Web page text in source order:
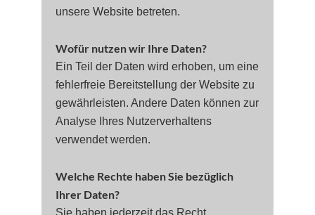
unsere Website betreten.
Wofür nutzen wir Ihre Daten?
Ein Teil der Daten wird erhoben, um eine
fehlerfreie Bereitstellung der Website zu
gewährleisten. Andere Daten können zur
Analyse Ihres Nutzerverhaltens
verwendet werden.
Welche Rechte haben Sie bezüglich
Ihrer Daten?
Sie haben jederzeit das Recht